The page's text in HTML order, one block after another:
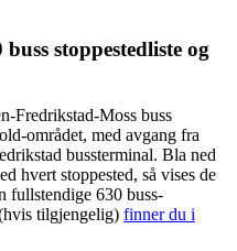
stoppestedliste og
Fredrikstad-Moss buss
området, med avgang fra
bussterminal. Bla ned
hvert stoppested, så vises de
fullstendige 630 buss-
tilgjengelig) finner du i